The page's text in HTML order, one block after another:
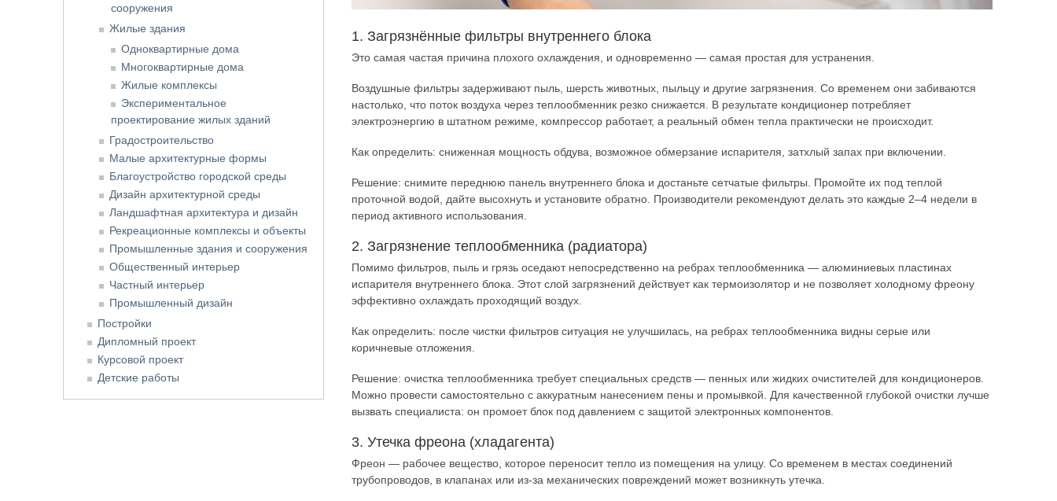
1. Загрязнённые фильтры внутреннего блока
Это самая частая причина плохого охлаждения, и одновременно — самая простая для устранения.
Воздушные фильтры задерживают пыль, шерсть животных, пыльцу и другие загрязнения. Со временем они забиваются
настолько, что поток воздуха через теплообменник резко снижается. В результате кондиционер потребляет
электроэнергию в штатном режиме, компрессор работает, а реальный обмен тепла практически не происходит.
Как определить: сниженная мощность обдува, возможное обмерзание испарителя, затхлый запах при включении.
Решение: снимите переднюю панель внутреннего блока и достаньте сетчатые фильтры. Промойте их под теплой
проточной водой, дайте высохнуть и установите обратно. Производители рекомендуют делать это каждые 2–4 недели в
период активного использования.
2. Загрязнение теплообменника (радиатора)
Помимо фильтров, пыль и грязь оседают непосредственно на ребрах теплообменника — алюминиевых пластинах
испарителя внутреннего блока. Этот слой загрязнений действует как термоизолятор и не позволяет холодному фреону
эффективно охлаждать проходящий воздух.
Как определить: после чистки фильтров ситуация не улучшилась, на ребрах теплообменника видны серые или
коричневые отложения.
Решение: очистка теплообменника требует специальных средств — пенных или жидких очистителей для кондиционеров.
Можно провести самостоятельно с аккуратным нанесением пены и промывкой. Для качественной глубокой очистки лучше
вызвать специалиста: он промоет блок под давлением с защитой электронных компонентов.
3. Утечка фреона (хладагента)
Фреон — рабочее вещество, которое переносит тепло из помещения на улицу. Со временем в местах соединений
трубопроводов, в клапанах или из-за механических повреждений может возникнуть утечка.
сооружения
Жилые здания
Одноквартирные дома
Многоквартирные дома
Жилые комплексы
Экспериментальное
проектирование жилых зданий
Градостроительство
Малые архитектурные формы
Благоустройство городской среды
Дизайн архитектурной среды
Ландшафтная архитектура и дизайн
Рекреационные комплексы и объекты
Промышленные здания и сооружения
Общественный интерьер
Частный интерьер
Промышленный дизайн
Постройки
Дипломный проект
Курсовой проект
Детские работы